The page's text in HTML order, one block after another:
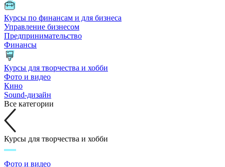
Курсы по финансам и для бизнеса
Управление бизнесом
Предпринимательство
Финансы
Курсы для творчества и хобби
Фото и видео
Кино
Sound-дизайн
Все категории
Курсы для творчества и хобби
Фото и видео